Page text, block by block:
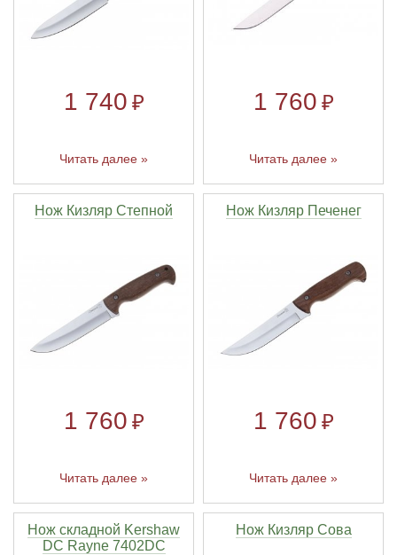
1 740 ₽
Читать далее »
1 760 ₽
Читать далее »
Нож Кизляр Степной
1 760 ₽
Читать далее »
Нож Кизляр Печенег
1 760 ₽
Читать далее »
Нож складной Kershaw
DC Rayne 7402DC
Нож Кизляр Сова